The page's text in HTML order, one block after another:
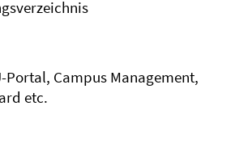
Portal, Campus Management,
etc.